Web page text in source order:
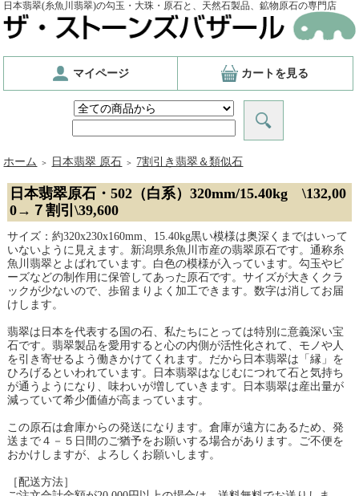
日本翡翠(糸魚川翡翠)の勾玉・大珠・原石と、天然石製品、鉱物原石の専門店
マイページ カートを見る
ホーム ＞ 日本翡翠 原石 ＞ 7割引き翡翠＆類似石
日本翡翠原石・502（白系）320mm/15.40kg \132,00
0→７割引\39,600
サイズ：約320x230x160mm、15.40kg黒い模様は奥深くまではいって
いないように見えます。新潟県糸魚川市産の翡翠原石です。通称糸
魚川翡翠とよばれています。白色の模様が入っています。勾玉やビ
ーズなどの制作用に保管してあった原石です。サイズが大きくクラ
ックが少ないので、歩留まりよく加工できます。数字は消してお届
けします。
翡翠は日本を代表する国の石、私たちにとっては特別に意義深い宝
石です。翡翠製品を愛用すると心の内側が活性化されて、モノや人
を引き寄せるよう働きかけてくれます。だから日本翡翠は「縁」を
ひろげるといわれています。日本翡翠はなじむにつれて石と気持ち
が通うようになり、味わいが増していきます。日本翡翠は産出量が
減っていて希少価値が高まっています。
この原石は倉庫からの発送になります。倉庫が遠方にあるため、発
送まで４－５日間のご猶予をお願いする場合があります。ご不便を
おかけしますが、よろしくお願いします。
［配送方法］